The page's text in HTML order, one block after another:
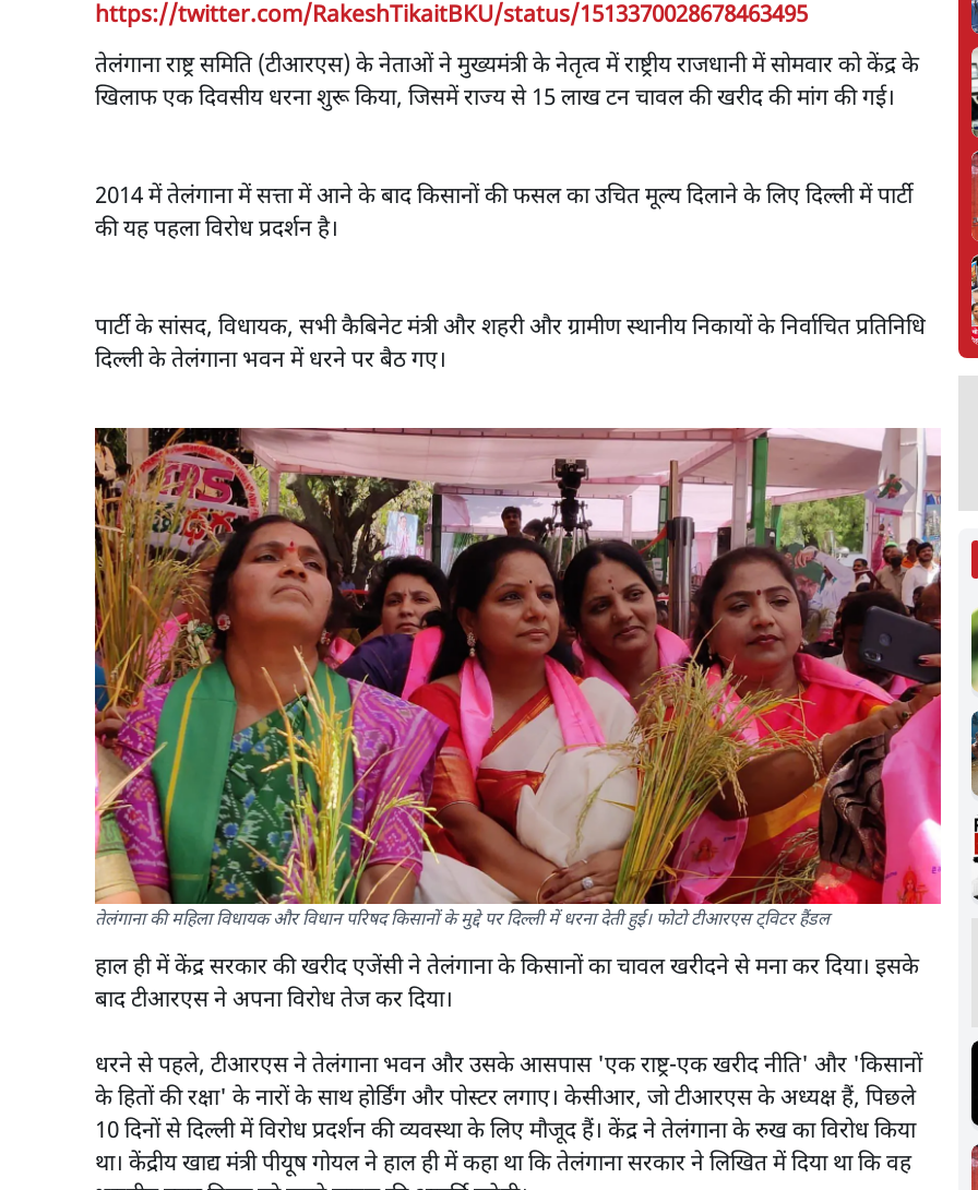
https://twitter.com/RakeshTikaitBKU/status/1513370028678463495
तेलंगाना राष्ट्र समिति (टीआरएस) के नेताओं ने मुख्यमंत्री के नेतृत्व में राष्ट्रीय राजधानी में सोमवार को केंद्र के
खिलाफ एक दिवसीय धरना शुरू किया, जिसमें राज्य से 15 लाख टन चावल की खरीद की मांग की गई।
2014 में तेलंगाना में सत्ता में आने के बाद किसानों की फसल का उचित मूल्य दिलाने के लिए दिल्ली में पार्टी
की यह पहला विरोध प्रदर्शन है।
पार्टी के सांसद, विधायक, सभी कैबिनेट मंत्री और शहरी और ग्रामीण स्थानीय निकायों के निर्वाचित प्रतिनिधि
दिल्ली के तेलंगाना भवन में धरने पर बैठ गए।
तेलंगाना की महिला विधायक और विधान परिषद किसानों के मुद्दे पर दिल्ली में धरना देती हुई। फोटो टीआरएस ट्विटर हैंडल
हाल ही में केंद्र सरकार की खरीद एजेंसी ने तेलंगाना के किसानों का चावल खरीदने से मना कर दिया। इसके
बाद टीआरएस ने अपना विरोध तेज कर दिया।
धरने से पहले, टीआरएस ने तेलंगाना भवन और उसके आसपास 'एक राष्ट्र-एक खरीद नीति' और 'किसानों
के हितों की रक्षा' के नारों के साथ होर्डिंग और पोस्टर लगाए। केसीआर, जो टीआरएस के अध्यक्ष हैं, पिछले
10 दिनों से दिल्ली में विरोध प्रदर्शन की व्यवस्था के लिए मौजूद हैं। केंद्र ने तेलंगाना के रुख का विरोध किया
था। केंद्रीय खाद्य मंत्री पीयूष गोयल ने हाल ही में कहा था कि तेलंगाना सरकार ने लिखित में दिया था कि वह